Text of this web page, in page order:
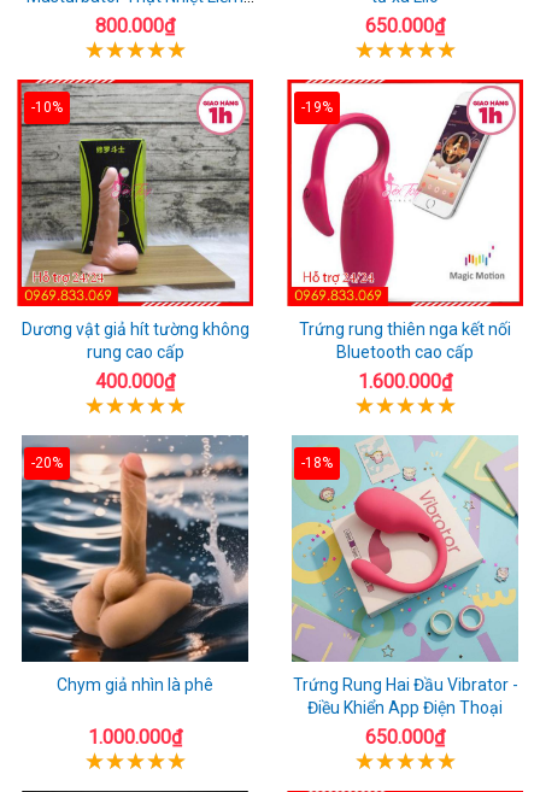
Rung
800.000₫ 650.000₫
-10%
Dương vật giả hít tường không
rung cao cấp
400.000₫
-19%
Trứng rung thiên nga kết nối
Bluetooth cao cấp
1.600.000₫
-20%
Chym giả nhìn là phê
1.000.000₫
-18%
Trứng Rung Hai Đầu Vibrator -
Điều Khiển App Điện Thoại
650.000₫